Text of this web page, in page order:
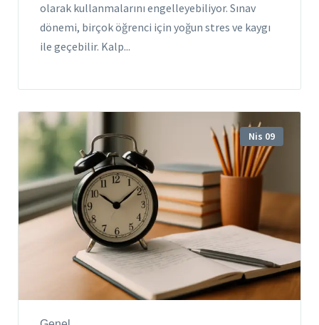
olarak kullanmalarını engelleyebiliyor. Sınav
dönemi, birçok öğrenci için yoğun stres ve kaygı
ile geçebilir. Kalp...
Nis 09